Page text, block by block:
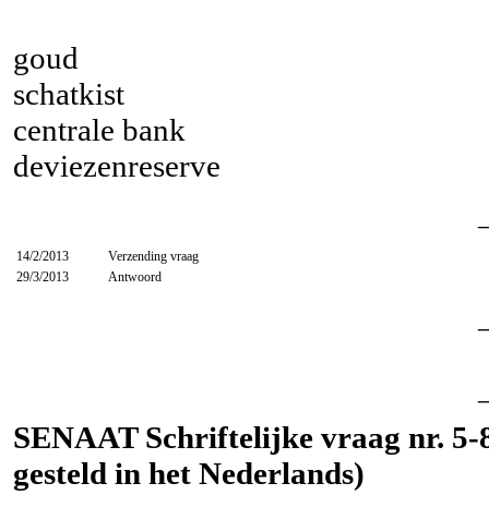
goud
schatkist
centrale bank
deviezenreserve
14/2/2013
Verzending vraag
29/3/2013
Antwoord
SENAAT Schriftelijke vraag nr.
gesteld in het Nederlands)